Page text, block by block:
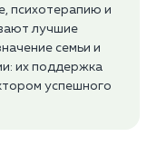
психотерапию и
лучшие
семьи и
их поддержка
успешного